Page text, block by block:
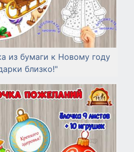
из бумаги к Новому году
близко!"